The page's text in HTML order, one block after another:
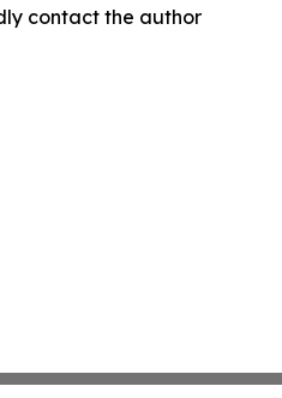
contact the author